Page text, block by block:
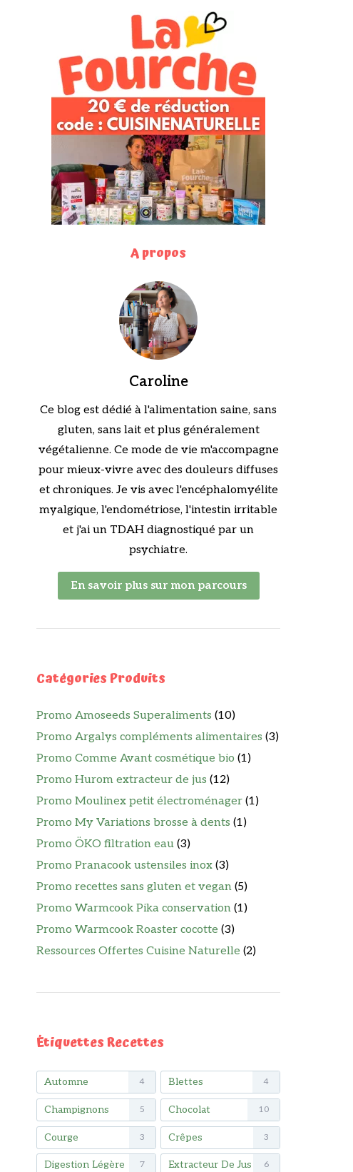
A propos
Caroline
Ce blog est dédié à l'alimentation saine, sans
gluten, sans lait et plus généralement
végétalienne. Ce mode de vie m'accompagne
pour mieux-vivre avec des douleurs diffuses
et chroniques. Je vis avec l'encéphalomyélite
myalgique, l'endométriose, l'intestin irritable
et j'ai un TDAH diagnostiqué par un
psychiatre.
En savoir plus sur mon parcours
Catégories Produits
Promo Amoseeds Superaliments (10)
Promo Argalys compléments alimentaires (3)
Promo Comme Avant cosmétique bio (1)
Promo Hurom extracteur de jus (12)
Promo Moulinex petit électroménager (1)
Promo My Variations brosse à dents (1)
Promo ÖKO filtration eau (3)
Promo Pranacook ustensiles inox (3)
Promo recettes sans gluten et vegan (5)
Promo Warmcook Pika conservation (1)
Promo Warmcook Roaster cocotte (3)
Ressources Offertes Cuisine Naturelle (2)
Étiquettes Recettes
Automne 4 Blettes 4
Champignons 5 Chocolat 10
Courge 3 Crêpes 3
Digestion Légère 7 Extracteur De Jus 6